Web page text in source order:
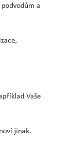
a
Vaše
jinak.